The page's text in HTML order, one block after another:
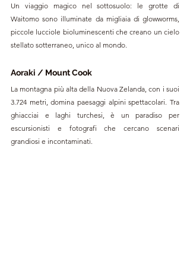
Un viaggio magico nel sottosuolo: le grotte di
Waitomo sono illuminate da migliaia di glowworms,
piccole lucciole bioluminescenti che creano un cielo
stellato sotterraneo, unico al mondo.
Aoraki / Mount Cook
La montagna più alta della Nuova Zelanda, con i suoi
3.724 metri, domina paesaggi alpini spettacolari. Tra
ghiacciai e laghi turchesi, è un paradiso per
escursionisti e fotografi che cercano scenari
grandiosi e incontaminati.